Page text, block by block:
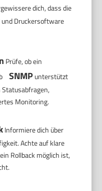
dich, dass die
Druckersoftware
Prüfe, ob ein
SNMPunterstützt
Monitoring.
Informiere dich über
Achte auf klare
Rollback möglich ist,